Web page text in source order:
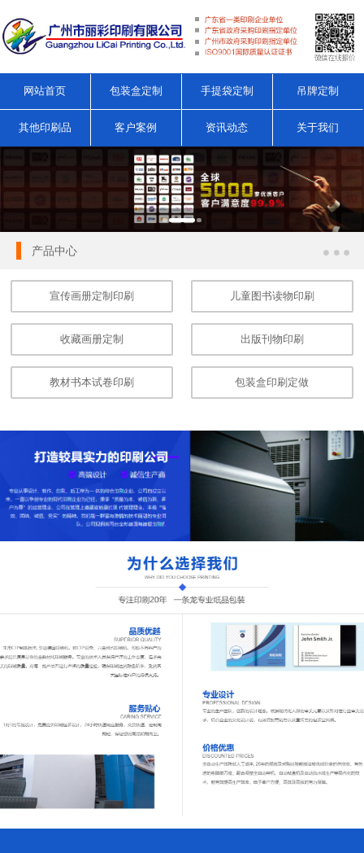
网站首页 包装盒定制 手提袋定制 吊牌定制
其他印刷品 客户案例 资讯动态 关于我们
产品中心
宣传画册定制印刷 儿童图书读物印刷
收藏画册定制 出版刊物印刷
教材书本试卷印刷 包装盒印刷定做